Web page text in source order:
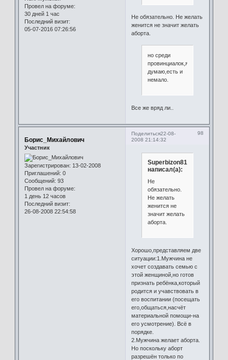
Провел на форуме:
30 дней 1 час
Последний визит:
05-07-2016 07:26:56
Не обязательно. Не желать
женится не значит желать
аборта.
но среди
провинциалок,я
думаю,есть и
немало.
Все же вряд ли..
Поделиться 98
22-08-
2008 21:14:32
Борис_Михайлович
Участник
Зарегистрирован: 13-02-2008
Приглашений: 0
Сообщений: 93
Провел на форуме:
1 день 12 часов
Последний визит:
26-08-2008 22:54:58
Superbizon81
написал(а):
Не
обязательно.
Не желать
женится не
значит желать
аборта.
Хорошо,представляем две
ситуации:1.Мужчина не
хочет создавать семью с
этой женщиной,но готов
признать ребёнка,который
родится и учавствовать в
его воспитании (посещать
его,общаться,насчёт
материальной помощи-на
его усмотрение). Всё в
порядке.
2.Мужчина желает аборта.
Но поскольку аборт
разрешён только по